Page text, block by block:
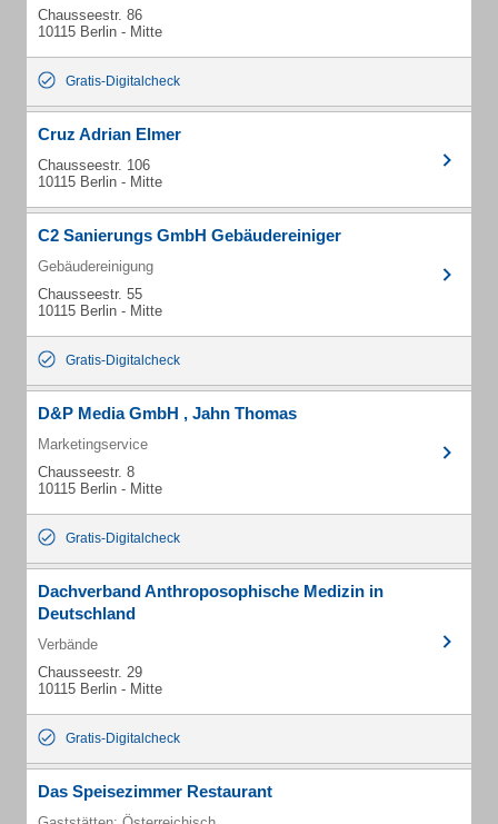
Chausseestr. 86
10115 Berlin - Mitte
Gratis-Digitalcheck
Cruz Adrian Elmer
Chausseestr. 106
10115 Berlin - Mitte
C2 Sanierungs GmbH Gebäudereiniger
Gebäudereinigung
Chausseestr. 55
10115 Berlin - Mitte
Gratis-Digitalcheck
D&P Media GmbH , Jahn Thomas
Marketingservice
Chausseestr. 8
10115 Berlin - Mitte
Gratis-Digitalcheck
Dachverband Anthroposophische Medizin in
Deutschland
Verbände
Chausseestr. 29
10115 Berlin - Mitte
Gratis-Digitalcheck
Das Speisezimmer Restaurant